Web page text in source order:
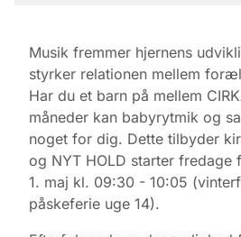
Musik fremmer hjernens
styrker relationen mellem
Har du et barn på mellem
måneder kan babyrytmik og
noget for dig. Dette tilbyder
og NYT HOLD starter fredage
1. maj kl. 09:30 - 10:05
påskeferie uge 14).